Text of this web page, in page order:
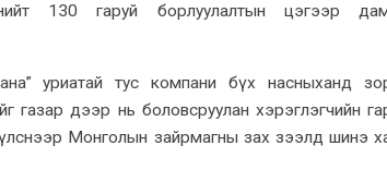
130 гаруй борлуулалтын цэгээр
уриатай тус компани бүх насныханд
газар дээр нь боловсруулан хэрэглэгчийн
Монголын зайрмагны зах зээлд шинэ